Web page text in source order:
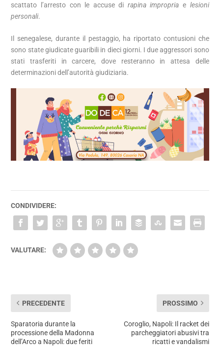
scattato l’arresto con le accuse di rapina impropria e lesioni
personali.
Il senegalese, durante il pestaggio, ha riportato contusioni che
sono state giudicate guaribili in dieci giorni. I due aggressori sono
stati trasferiti in carcere, dove resteranno in attesa delle
determinazioni dell’autorità giudiziaria.
CONDIVIDERE:
VALUTARE:
PRECEDENTE
Sparatoria durante la
processione della Madonna
dell’Arco a Napoli: due feriti
PROSSIMO
Coroglio, Napoli: Il racket dei
parcheggiatori abusivi tra
ricatti e vandalismi